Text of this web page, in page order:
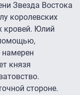
Звезда Востока
королевских
кровей. Юлий
намерен
князя
стороне.